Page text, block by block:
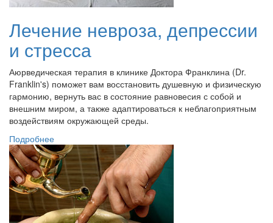
Лечение невроза, депрессии
и стресса
Аюрведическая терапия в клинике Доктора Франклина (Dr.
Franklin's) поможет вам восстановить душевную и физическую
гармонию, вернуть вас в состояние равновесия с собой и
внешним миром, а также адаптироваться к неблагоприятным
воздействиям окружающей среды.
Подробнее